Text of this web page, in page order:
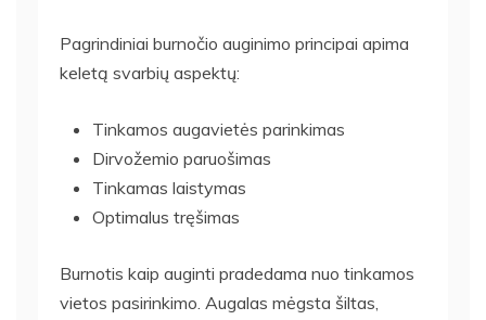
Pagrindiniai burnočio auginimo principai apima
keletą svarbių aspektų:
Tinkamos augavietės parinkimas
Dirvožemio paruošimas
Tinkamas laistymas
Optimalus tręšimas
Burnotis kaip auginti pradedama nuo tinkamos
vietos pasirinkimo. Augalas mėgsta šiltas,